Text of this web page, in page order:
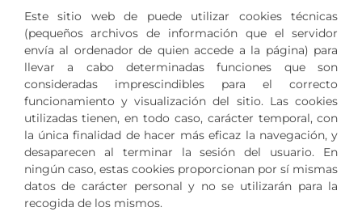
Este sitio web de puede utilizar cookies técnicas
(pequeños archivos de información que el servidor
envía al ordenador de quien accede a la página) para
llevar a cabo determinadas funciones que son
consideradas imprescindibles para el correcto
funcionamiento y visualización del sitio. Las cookies
utilizadas tienen, en todo caso, carácter temporal, con
la única finalidad de hacer más eficaz la navegación, y
desaparecen al terminar la sesión del usuario. En
ningún caso, estas cookies proporcionan por sí mismas
datos de carácter personal y no se utilizarán para la
recogida de los mismos.